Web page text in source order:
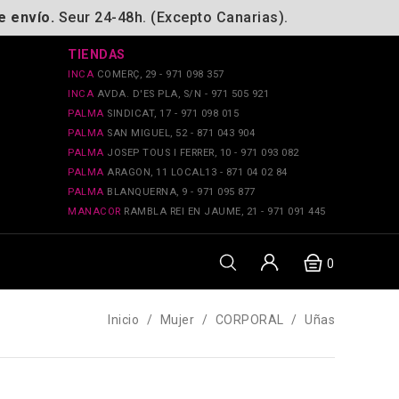
envío. Seur 24-48h. (Excepto Canarias).
TIENDAS
INCA COMERÇ, 29 - 971 098 357
INCA AVDA. D'ES PLA, S/N - 971 505 921
PALMA SINDICAT, 17 - 971 098 015
PALMA SAN MIGUEL, 52 - 871 043 904
PALMA JOSEP TOUS I FERRER, 10 - 971 093 082
PALMA ARAGON, 11 LOCAL13 - 871 04 02 84
PALMA BLANQUERNA, 9 - 971 095 877
MANACOR RAMBLA REI EN JAUME, 21 - 971 091 445
0
Inicio Mujer CORPORAL Uñas